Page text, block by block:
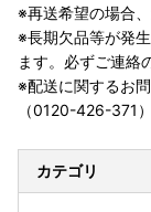
※再送希望の場合
※長期欠品等が発
ます。必ずご連絡
※配送に関するお
（0120-426-371
カテゴリ